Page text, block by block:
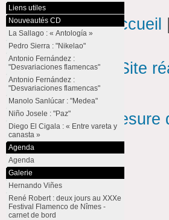
Liens utiles
Nouveautés CD
La Sallago : « Antología »
Pedro Sierra : "Nikelao"
Antonio Fernández :
"Desvariaciones flamencas"
Antonio Fernández :
"Desvariaciones flamencas"
Manolo Sanlúcar : "Medea"
Niño Josele : "Paz"
Diego El Cigala : « Entre vareta y
canasta »
Agenda
Agenda
Galerie
Hernando Viñes
René Robert : deux jours au XXXe
Festival Flamenco de Nîmes -
carnet de bord
Accueil
Site
Mesure